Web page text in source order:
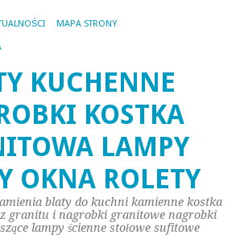
MAPA STRONY
KUCHENNE
KOSTKA
LAMPY
OKNA ROLETY
blaty do kuchni kamienne kostka
granitu i nagrobki granitowe nagrobki
lampy ścienne stołowe sufitowe